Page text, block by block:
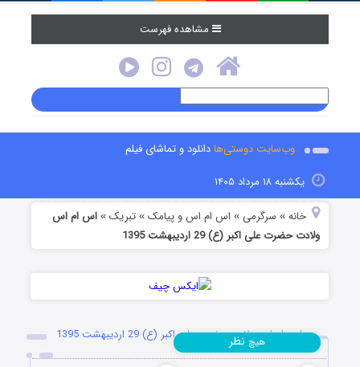
مشاهده فهرست
وب‌سایت دوستی‌هادانلود و تماشای فیلم
یکشنبه ۱۸ مرداد ۱۴۰۵
خانه » سرگرمی » اس ام اس و پیامک »تبریک »اس ام اس
ولادت حضرت علی اکبر (ع) 29 اردیبهشت 1395
اس ام اس ولادت حضرت علی اکبر (ع) 29 اردیبهشت 1395
هیچ نظر